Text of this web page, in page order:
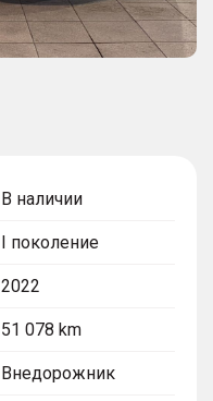
В наличии
I поколение
2022
51 078 km
Внедорожник